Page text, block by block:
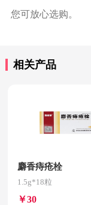
您可放心选购。
相关产品
麝香痔疮栓
1.5g*18粒
￥30